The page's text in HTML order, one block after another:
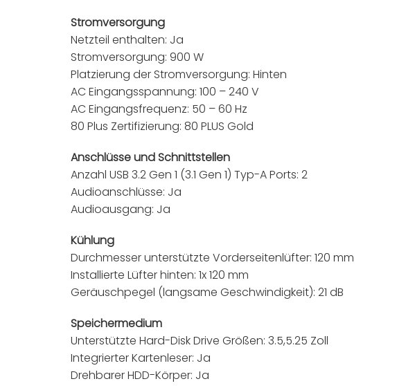
Stromversorgung
Netzteil enthalten: Ja
Stromversorgung: 900 W
Platzierung der Stromversorgung: Hinten
AC Eingangsspannung: 100 – 240 V
AC Eingangsfrequenz: 50 – 60 Hz
80 Plus Zertifizierung: 80 PLUS Gold
Anschlüsse und Schnittstellen
Anzahl USB 3.2 Gen 1 (3.1 Gen 1) Typ-A Ports: 2
Audioanschlüsse: Ja
Audioausgang: Ja
Kühlung
Durchmesser unterstützte Vorderseitenlüfter: 120 mm
Installierte Lüfter hinten: 1x 120 mm
Geräuschpegel (langsame Geschwindigkeit): 21 dB
Speichermedium
Unterstützte Hard-Disk Drive Größen: 3.5,5.25 Zoll
Integrierter Kartenleser: Ja
Drehbarer HDD-Körper: Ja